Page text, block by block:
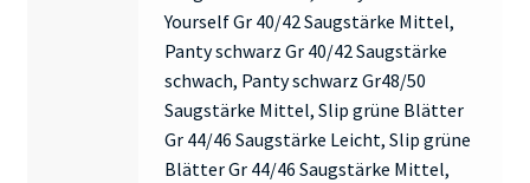
Yourself Gr 40/42 Saugstärke Mittel,
Panty schwarz Gr 40/42 Saugstärke
schwach, Panty schwarz Gr48/50
Saugstärke Mittel, Slip grüne Blätter
Gr 44/46 Saugstärke Leicht, Slip grüne
Blätter Gr 44/46 Saugstärke Mittel,